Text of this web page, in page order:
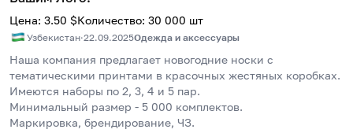
Цена: 3.50 $Количество: 30 000 шт
Узбекистан·22.09.2025Одежда и аксессуары
Наша компания предлагает новогодние носки с
тематическими принтами в красочных жестяных коробках.
Имеются наборы по 2, 3, 4 и 5 пар.
Минимальный размер - 5 000 комплектов.
Маркировка, брендирование, ЧЗ.